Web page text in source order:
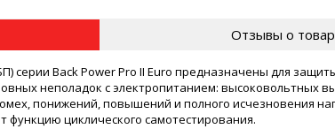
Отзывы о
серии Back Power Pro II Euro предназначены для
неполадок с электропитанием: высоковольтных
понижений, повышений и полного исчезновения
функцию циклического самотестирования.